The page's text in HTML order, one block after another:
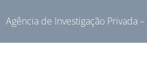
Agência de Investigação Privada –